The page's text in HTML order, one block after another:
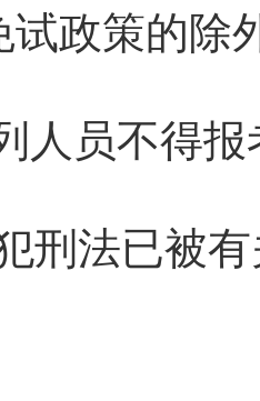
试政策的除
员不得报
法已被有